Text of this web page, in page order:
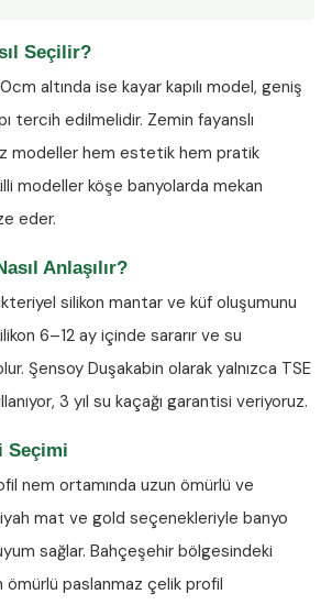
Seçilir?
altında ise kayar kapılı model, geniş
tercih edilmelidir. Zemin fayanslı
modeller hem estetik hem pratik
modeller köşe banyolarda mekan
eder.
Anlaşılır?
silikon mantar ve küf oluşumunu
6–12 ay içinde sararır ve su
Şensoy Duşakabin olarak yalnızca TSE
3 yıl su kaçağı garantisi veriyoruz.
Seçimi
nem ortamında uzun ömürlü ve
siyah mat ve gold seçenekleriyle banyo
sağlar. Bahçeşehir bölgesindeki
paslanmaz çelik profil